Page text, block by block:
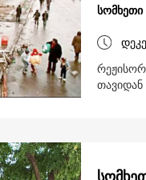
სომხეთი
თავიდან